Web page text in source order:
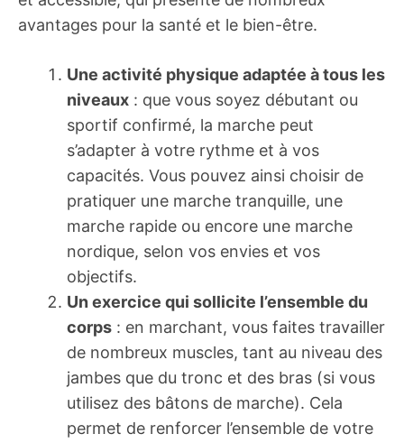
avantages pour la santé et le bien-être.
Une activité physique adaptée à tous les
niveaux : que vous soyez débutant ou
sportif confirmé, la marche peut
s’adapter à votre rythme et à vos
capacités. Vous pouvez ainsi choisir de
pratiquer une marche tranquille, une
marche rapide ou encore une marche
nordique, selon vos envies et vos
objectifs.
Un exercice qui sollicite l’ensemble du
corps : en marchant, vous faites travailler
de nombreux muscles, tant au niveau des
jambes que du tronc et des bras (si vous
utilisez des bâtons de marche). Cela
permet de renforcer l’ensemble de votre